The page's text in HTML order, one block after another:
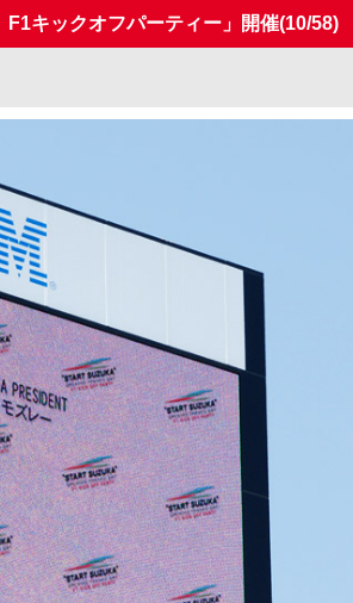
キックオフパーティー」開催(10/58)